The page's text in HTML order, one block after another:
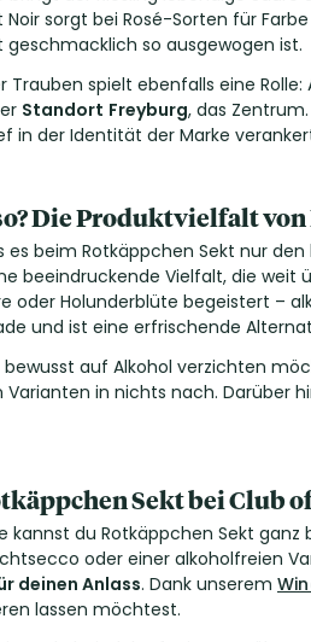
Noir sorgt bei Rosé-Sorten für
geschmacklich so ausgewogen ist.
Trauben spielt ebenfalls eine
Standort Freyburg, das
in der Identität der Marke
Die Produktvielfalt
es beim Rotkäppchen Sekt nur
beeindruckende Vielfalt, die weit
oder Holunderblüte begeistert –
und ist eine erfrischende
bewusst auf Alkohol verzichten
Varianten in nichts nach. Darüber
Sekt bei Club
kannst du Rotkäppchen Sekt
oder einer alkoholfreien
deinen Anlass. Dank unserem
lassen möchtest.